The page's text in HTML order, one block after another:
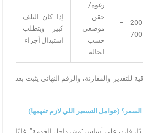
200 –
700
رغوة/
حقن
موضعي
حسب
الحالة
إذا كان التلف
كبير ويتطلب
استبدال أجزاء
للتقدير والمقارنة، والرقم النهائي يثبت بعد
(عوامل التسعير اللي لازم تفهمها)
قارن على أساس “وش داخل الخدمة”. غالبًا